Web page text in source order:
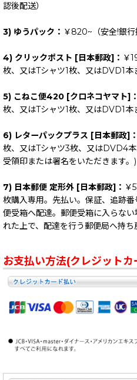
認後配送）
3) ゆうパック： ￥820~（安全!銀行
4) クリックポスト [日本郵政]： ￥
枚、又はTシャツ1枚、又はDVD1
5) こねこ便420 [クロネコヤマト]：
枚、又はTシャツ1枚、又はDVD1
6) レターパックプラス [日本郵政]：
枚、又はTシャツ3枚、又はDVD4本
受領印または署名をいただきます。)
7) 日本郵便 定形外 [日本郵政]： ￥
枚購入専用。先払い。保証、追跡
便受箱へ配達。郵便受箱に入らな
れた上で、配達を行う郵便局へ持ち
お支払い方法(クレジットカ